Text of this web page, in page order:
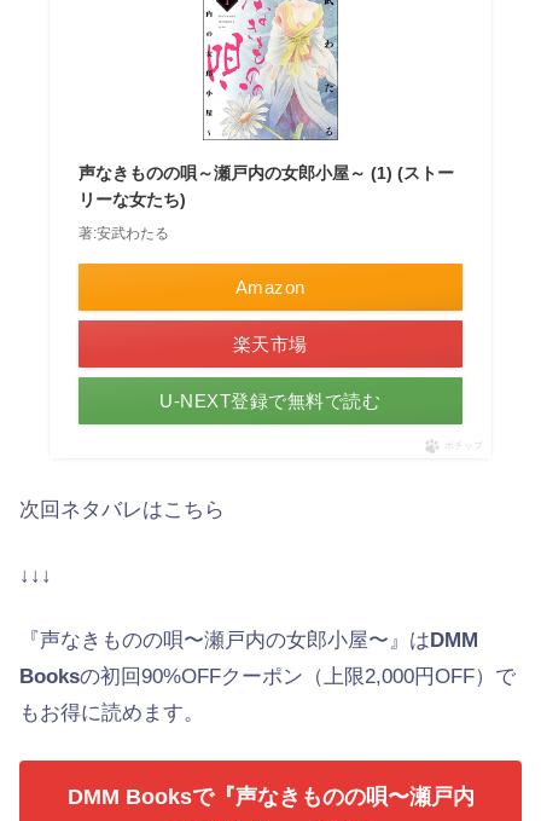
声なきものの唄～瀬戸内の女郎小屋～ (1) (ストー
リーな女たち)
著:安武わたる
Amazon
楽天市場
U-NEXT登録で無料で読む
ポチップ
次回ネタバレはこちら
↓↓↓
『声なきものの唄〜瀬戸内の女郎小屋〜』はDMM
Booksの初回90%OFFクーポン（上限2,000円OFF）で
もお得に読めます。
DMM Booksで『声なきものの唄〜瀬戸内